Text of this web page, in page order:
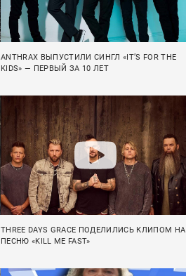
ANTHRAX ВЫПУСТИЛИ СИНГЛ «IT’S FOR THE
KIDS» — ПЕРВЫЙ ЗА 10 ЛЕТ
THREE DAYS GRACE ПОДЕЛИЛИСЬ КЛИПОМ НА
ПЕСНЮ «KILL ME FAST»